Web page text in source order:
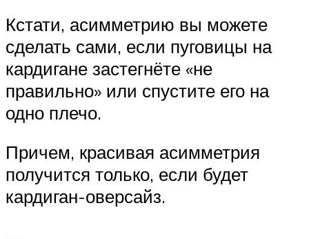
Кстати, асимметрию вы можете
сделать сами, если пуговицы на
кардигане застегнёте «не
правильно» или спустите его на
одно плечо.
Причем, красивая асимметрия
получится только, если будет
кардиган-оверсайз.